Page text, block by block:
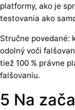
platformy, ako je
testovania ako
Stručne povedané:
odolný voči
tiež 100 % právne
falšovaniu.
5 Na